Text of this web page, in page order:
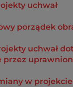
uchwał
porządek
uchwał
przez
w